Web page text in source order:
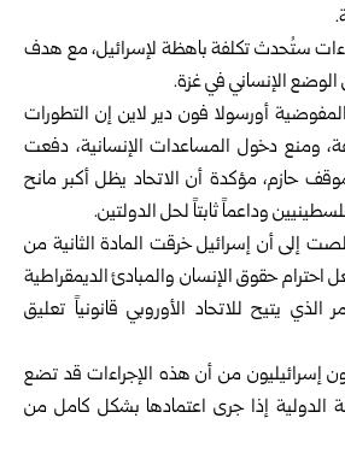
ستُحدث تكلفة باهظة لإسرائيل، مع هدف
الإنساني في غزة.
أورسولا فون دير لاين إن التطورات
ومنع دخول المساعدات الإنسانية، دفعت
موقف حازم، مؤكدة أن الاتحاد يظل أكبر مانح
وداعماً ثابتاً لحل الدولتين.
إلى أن إسرائيل خرقت المادة الثانية من
احترام حقوق الإنسان والمبادئ الديمقراطية
الذي يتيح للاتحاد الأوروبي قانونياً تعليق
إسرائيليون من أن هذه الإجراءات قد تضع
الدولية إذا جرى اعتمادها بشكل كامل من